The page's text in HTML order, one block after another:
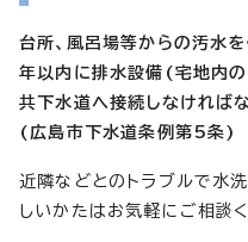
台所、風呂場等からの汚水
年以内に排水設備(宅地内
共下水道へ接続しなければな
(広島市下水道条例第5条)
近隣などとのトラブルで水
しいかたはお気軽にご相談く